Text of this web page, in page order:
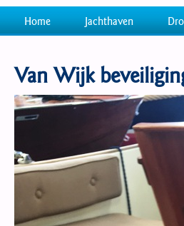
Home Jachthaven
Van Wijk